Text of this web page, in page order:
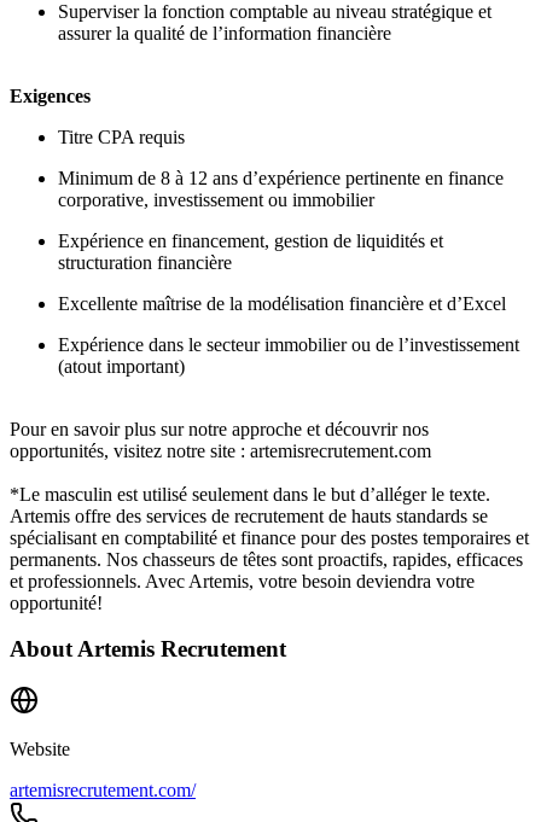
Superviser la fonction comptable au niveau stratégique et
assurer la qualité de l’information financière
Exigences
Titre CPA requis
Minimum de 8 à 12 ans d’expérience pertinente en finance
corporative, investissement ou immobilier
Expérience en financement, gestion de liquidités et
structuration financière
Excellente maîtrise de la modélisation financière et d’Excel
Expérience dans le secteur immobilier ou de l’investissement
(atout important)
Pour en savoir plus sur notre approche et découvrir nos
opportunités, visitez notre site : artemisrecrutement.com
*Le masculin est utilisé seulement dans le but d’alléger le texte.
Artemis offre des services de recrutement de hauts standards se
spécialisant en comptabilité et finance pour des postes temporaires et
permanents. Nos chasseurs de têtes sont proactifs, rapides, efficaces
et professionnels. Avec Artemis, votre besoin deviendra votre
opportunité!
AboutArtemis Recrutement
Website
artemisrecrutement.com/